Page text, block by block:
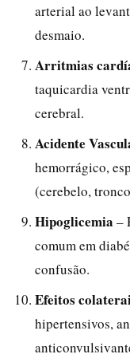
arterial ao
desmaio.
Arritmias
taquicardia
cerebral.
Acidente
hemorrágico,
(cerebelo,
Hipoglicemia –
comum em
confusão.
Efeitos
hipertensivos,